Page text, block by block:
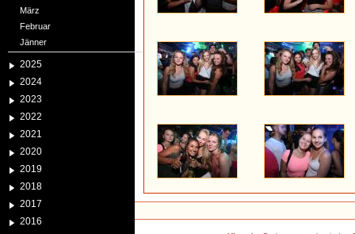
März
Februar
Jänner
2025
2024
2023
2022
2021
2020
2019
2018
2017
2016